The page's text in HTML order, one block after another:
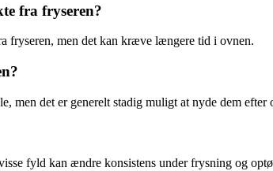
fra fryseren?
fryseren, men det kan kræve længere tid i ovnen.
men det er generelt stadig muligt at nyde dem
fyld kan ændre konsistens under frysning og